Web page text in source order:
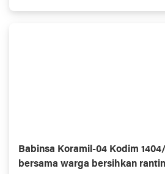
Babinsa Koramil-04 Kodim
bersama warga bersihkan